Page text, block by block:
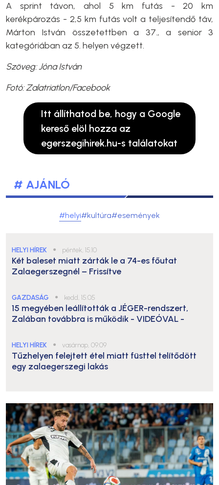
A sprint távon, ahol 5 km futás - 20 km
kerékpározás - 2,5 km futás volt a teljesítendő táv,
Márton István összetettben a 37., a senior 3
kategóriában az 5. helyen végzett.
Szöveg: Jóna István
Fotó: Zalatriatlon/Facebook
Itt állíthatod be, hogy a Google
kereső elöl hozza az
egerszegihirek.hu-s találatokat
# AJÁNLÓ
#helyi#kultúra#események
HELYI HÍREK ● péntek, 15:10
Két baleset miatt zárták le a 74-es főutat
Zalaegerszegnél – Frissítve
GAZDASÁG ● kedd, 15:05
15 megyében leállították a JÉGER-rendszert,
Zalában továbbra is működik - VIDEÓVAL -
HELYI HÍREK ● vasárnap, 09:09
Tűzhelyen felejtett étel miatt füsttel telítődött
egy zalaegerszegi lakás